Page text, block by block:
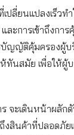
เปลี่ยนแปลงเร็วท
ะการเข้าถึงการ
ญญัติคุ้มครองผู้บ
ทันสมัย เพื่อให้ผู้
จะเดินหน้าผลัก
งสินค้าที่ปลอดภั